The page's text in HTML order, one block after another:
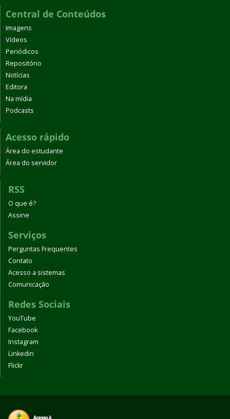
Central de Conteúdos
Imagens
Vídeos
Periódicos
Repositório
Notícias
Editora
Na mídia
Podcasts
Acesso rápido
Área do estudante
Área do servidor
RSS
O que é?
Assine
Serviços
Perguntas Frequentes
Contato
Acesso a sistemas
Comunicação
Redes Sociais
YouTube
Facebook
Instagram
Linkedin
Flickr